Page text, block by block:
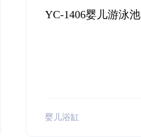
YC-1406婴儿游泳池
婴儿浴缸